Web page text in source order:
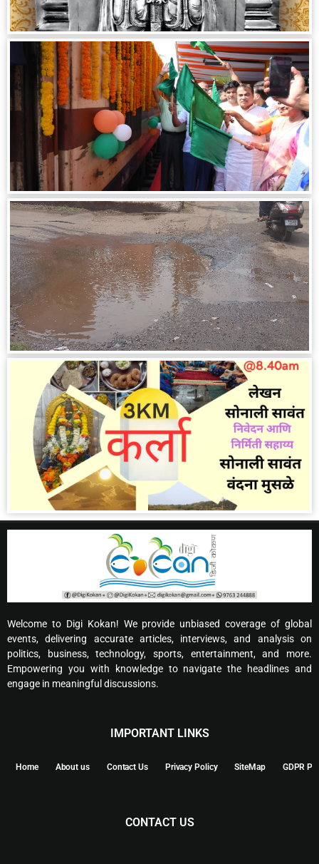
Welcome to Digi Kokan! We provide unbiased coverage of global
events, delivering accurate articles, interviews, and analysis on
politics, business, technology, sports, entertainment, and more.
Empowering you with knowledge to navigate the headlines and
engage in meaningful discussions.
IMPORTANT LINKS
Home About us Contact Us Privacy Policy SiteMap GDPR
CONTACT US